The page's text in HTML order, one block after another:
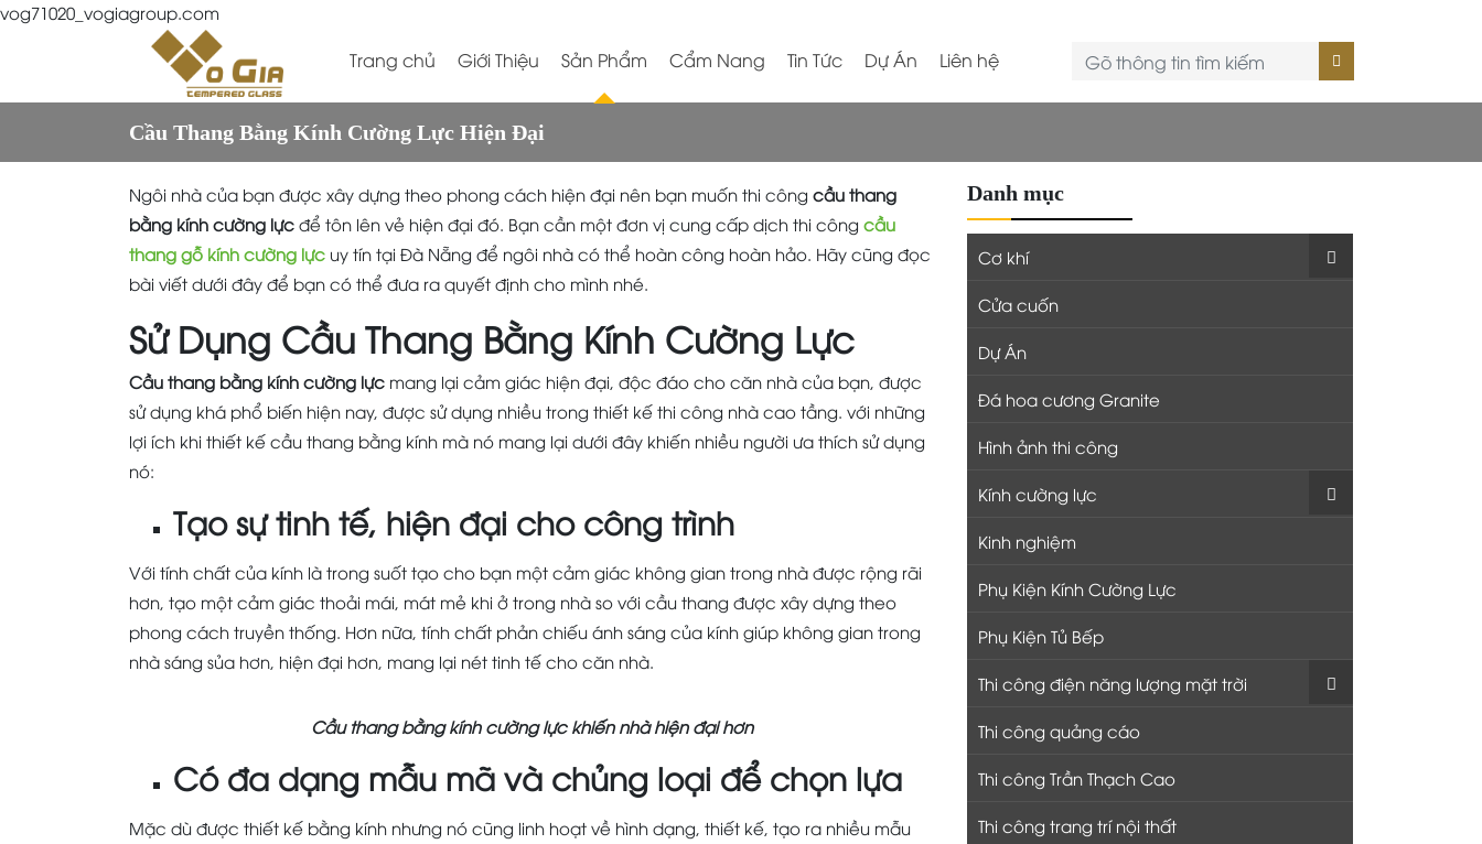
vog71020_vogiagroup.com
Trang chủ Giới Thiệu Sản Phẩm Cẩm Nang Tin Tức Dự Án Liên hệ
Cầu Thang Bằng Kính Cường Lực Hiện Đại
Ngôi nhà của bạn được xây dựng theo phong cách hiện đại nên bạn muốn thi công cầu thang
bằng kính cường lực để tôn lên vẻ hiện đại đó. Bạn cần một đơn vị cung cấp dịch thi công cầu
thang gỗ kính cường lực uy tín tại Đà Nẵng để ngôi nhà có thể hoàn công hoàn hảo. Hãy cũng đọc
bài viết dưới đây để bạn có thể đưa ra quyết định cho mình nhé.
Sử Dụng Cầu Thang Bằng Kính Cường Lực
Cầu thang bằng kính cường lực mang lại cảm giác hiện đại, độc đáo cho căn nhà của bạn, được
sử dụng khá phổ biến hiện nay, được sử dụng nhiều trong thiết kế thi công nhà cao tầng. với những
lợi ích khi thiết kế cầu thang bằng kính mà nó mang lại dưới đây khiến nhiều người ưa thích sử dụng
nó:
Tạo sự tinh tế, hiện đại cho công trình
Với tính chất của kính là trong suốt tạo cho bạn một cảm giác không gian trong nhà được rộng rãi
hơn, tạo một cảm giác thoải mái, mát mẻ khi ở trong nhà so với cầu thang được xây dựng theo
phong cách truyền thống. Hơn nữa, tính chất phản chiếu ánh sáng của kính giúp không gian trong
nhà sáng sủa hơn, hiện đại hơn, mang lại nét tinh tế cho căn nhà.
Cầu thang bằng kính cường lực khiến nhà hiện đại hơn
Có đa dạng mẫu mã và chủng loại để chọn lựa
Mặc dù được thiết kế bằng kính nhưng nó cũng linh hoạt về hình dạng, thiết kế, tạo ra nhiều mẫu
Danh mục
Cơ khí
Cửa cuốn
Dự Án
Đá hoa cương Granite
Hình ảnh thi công
Kính cường lực
Kinh nghiệm
Phụ Kiện Kính Cường Lực
Phụ Kiện Tủ Bếp
Thi công điện năng lượng mặt trời
Thi công quảng cáo
Thi công Trần Thạch Cao
Thi công trang trí nội thất